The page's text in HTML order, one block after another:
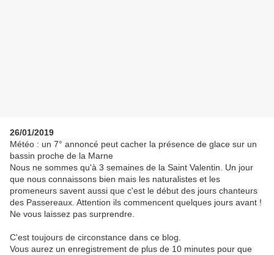
26/01/2019
Météo : un 7° annoncé peut cacher la présence de glace sur un
bassin proche de la Marne
Nous ne sommes qu'à 3 semaines de la Saint Valentin. Un jour
que nous connaissons bien mais les naturalistes et les
promeneurs savent aussi que c'est le début des jours chanteurs
des Passereaux. Attention ils commencent quelques jours avant !
Ne vous laissez pas surprendre.
C'est toujours de circonstance dans ce blog.
Vous aurez un enregistrement de plus de 10 minutes pour que